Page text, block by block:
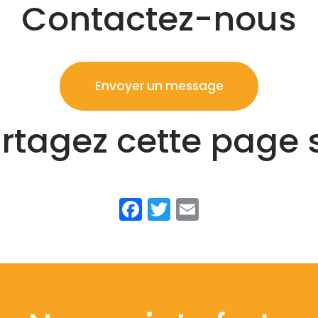
Contactez-nous
Envoyer un message
cette page
Facebook
Twitter